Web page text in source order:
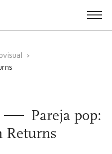
Pareja pop:
Returns